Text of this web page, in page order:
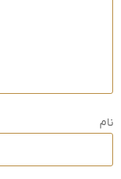
نام